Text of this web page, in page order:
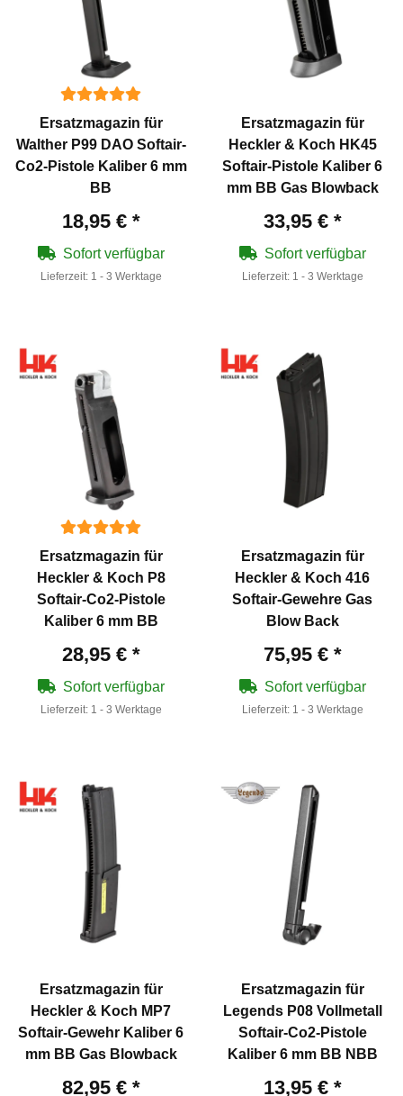
Ersatzmagazin für
Walther P99 DAO Softair-
Co2-Pistole Kaliber 6 mm
BB
18,95 € *
Sofort verfügbar
Lieferzeit: 1 - 3 Werktage
Ersatzmagazin für
Heckler & Koch HK45
Softair-Pistole Kaliber 6
mm BB Gas Blowback
33,95 € *
Sofort verfügbar
Lieferzeit: 1 - 3 Werktage
Ersatzmagazin für
Heckler & Koch P8
Softair-Co2-Pistole
Kaliber 6 mm BB
28,95 € *
Sofort verfügbar
Lieferzeit: 1 - 3 Werktage
Ersatzmagazin für
Heckler & Koch 416
Softair-Gewehre Gas
Blow Back
75,95 € *
Sofort verfügbar
Lieferzeit: 1 - 3 Werktage
Ersatzmagazin für
Heckler & Koch MP7
Softair-Gewehr Kaliber 6
mm BB Gas Blowback
82,95 € *
Ersatzmagazin für
Legends P08 Vollmetall
Softair-Co2-Pistole
Kaliber 6 mm BB NBB
13,95 € *